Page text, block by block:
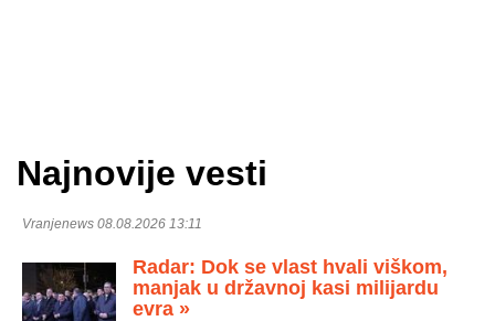
Najnovije vesti
Vranjenews 08.08.2026 13:11
Radar: Dok se vlast hvali viškom,
manjak u državnoj kasi milijardu
evra »